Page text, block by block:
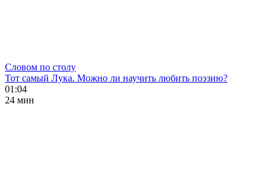
Словом по столу
Тот самый Лука. Можно ли научить любить поэзию?
01:04
24 мин